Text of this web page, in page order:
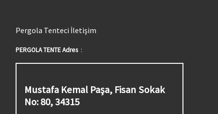
Pergola Tenteci İletişim
PERGOLA TENTE Adres:
Mustafa Kemal Paşa, Fisan Sokak
No: 80, 34315